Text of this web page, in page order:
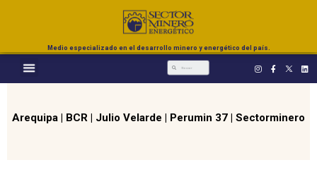
Medio especializado en el desarrollo minero y energético del país.
Arequipa | BCR | Julio Velarde | Perumin 37 | Sectorminero